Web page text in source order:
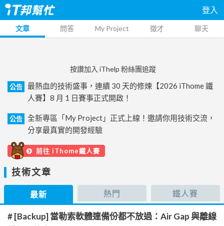
登入
文章 問答 My Project 徵才 聊天
按讚加入 iThelp 粉絲團追蹤
公告
最熱血的技術盛事，連續 30 天的修煉【2026 iThome 鐵
人賽】8 月 1 日賽事正式開啟！
公告
全新專區「My Project」正式上線！邀請你用技術交流，
分享最真實的開發經驗
前往 iThome鐵人賽
技術文章
最新 熱門 鐵人賽
# [Backup] 當勒索軟體連備份都不放過：Air Gap 與離線